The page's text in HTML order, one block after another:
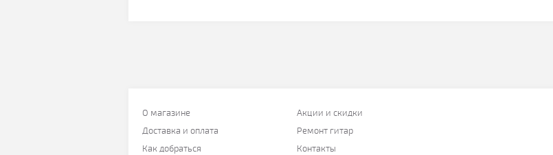
О магазине
Акции и скидки
Доставка и оплата
Ремонт гитар
Как добраться
Контакты